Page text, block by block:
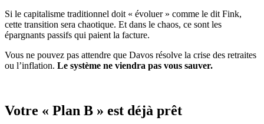
Si le capitalisme traditionnel doit « évoluer » comme le dit Fink,
cette transition sera chaotique. Et dans le chaos, ce sont les
épargnants passifs qui paient la facture.
Vous ne pouvez pas attendre que Davos résolve la crise des retraites
ou l’inflation. Le système ne viendra pas vous sauver.
Votre « Plan B » est déjà prêt